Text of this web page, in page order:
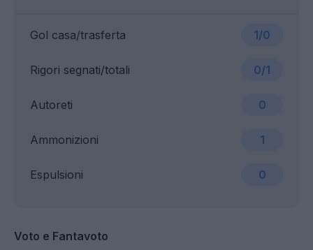
Gol casa/trasferta 1/0
Ammonizioni 1
Rigori segnati/totali 0/1
Espulsioni 0
Autoreti 0
Voto e Fantavoto